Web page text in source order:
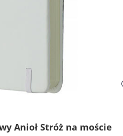
Anioł Stróż na moście